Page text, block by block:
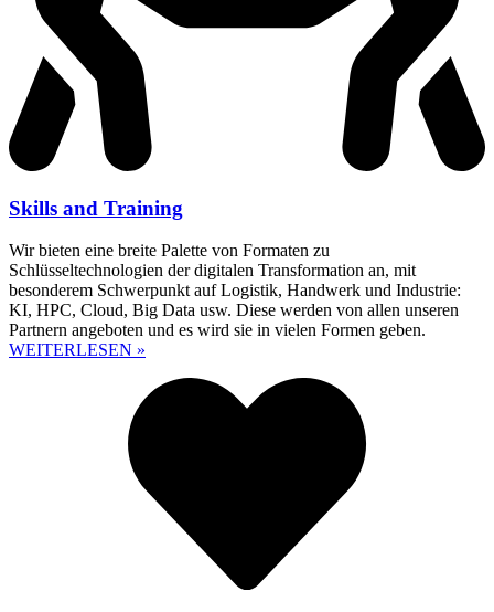
Skills and Training
Wir bieten eine breite Palette von Formaten zu
Schlüsseltechnologien der digitalen Transformation an, mit
besonderem Schwerpunkt auf Logistik, Handwerk und Industrie:
KI, HPC, Cloud, Big Data usw. Diese werden von allen unseren
Partnern angeboten und es wird sie in vielen Formen geben.
WEITERLESEN »